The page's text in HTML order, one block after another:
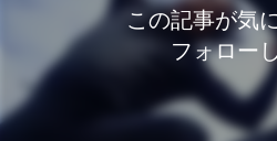
この記事が気
フォロー